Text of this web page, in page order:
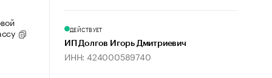
ДЕЙСТВУЕТ
ИП Долгов Игорь Дмитриевич
ИНН: 424000589740